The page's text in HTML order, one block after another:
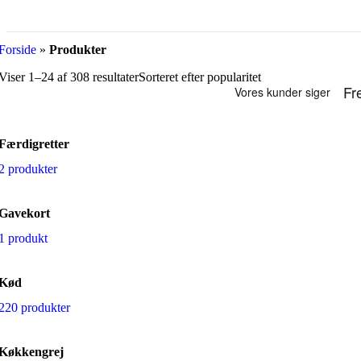
Ribeye Steak
Ribeye
Cote de Boeuf
» Produkter
1–24 af 308 resultaterSorteret efter popularitet
produkter
produkt
produkter